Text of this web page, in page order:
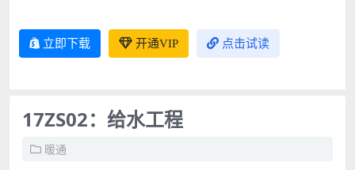
立即下载 开通VIP 点击试读
17ZS02：给水工程
暖通